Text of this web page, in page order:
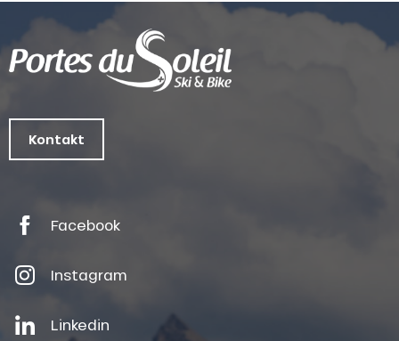
Kontakt
Facebook
Instagram
Linkedin